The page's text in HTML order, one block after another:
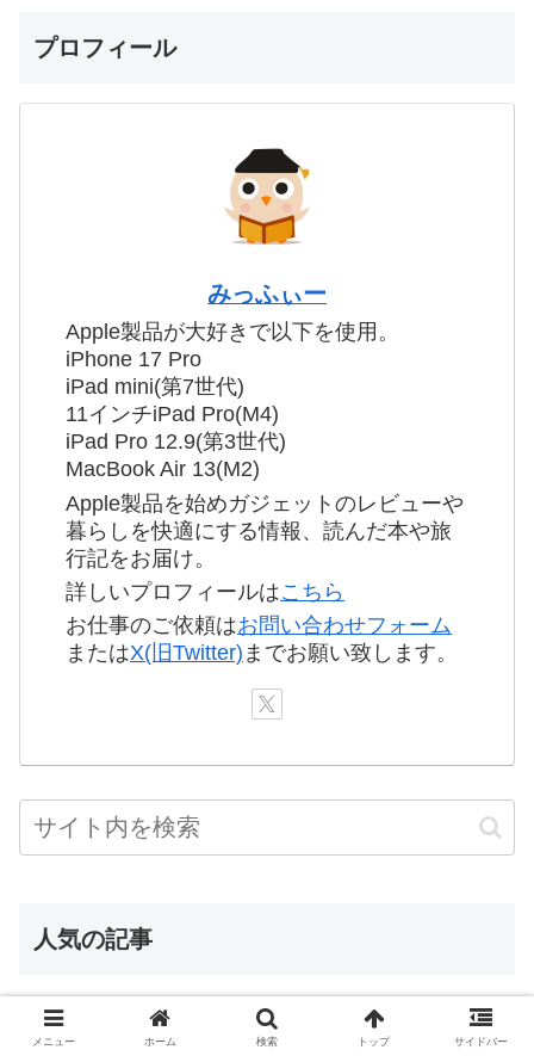
プロフィール
みっふぃー
Apple製品が大好きで以下を使用。
iPhone 17 Pro
iPad mini(第7世代)
11インチiPad Pro(M4)
iPad Pro 12.9(第3世代)
MacBook Air 13(M2)
Apple製品を始めガジェットのレビューや
暮らしを快適にする情報、読んだ本や旅
行記をお届け。
詳しいプロフィールはこちら
お仕事のご依頼はお問い合わせフォーム
またはX(旧Twitter) までお願い致します。
人気の記事
YouTubeでショートが勝手に再生され
る本当の理由
メニュー ホーム 検索 トップ サイドバー